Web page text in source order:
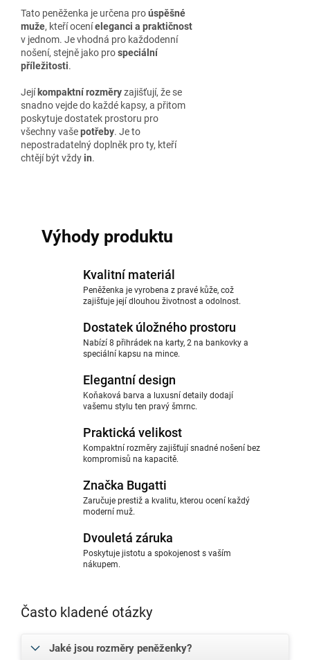
Tato peněženka je určena proúspěšné
muže, kteří oceníeleganci a praktičnost
v jednom. Je vhodná pro každodenní
nošení, stejně jako prospeciální
příležitosti.
Její kompaktní rozměryzajišťují, že se
snadno vejde do každé kapsy, a přitom
poskytuje dostatek prostoru pro
všechny vašepotřeby. Je to
nepostradatelný doplněk pro ty, kteří
chtějí být vždyin.
Výhody produktu
Kvalitní materiál
Peněženka je vyrobena z pravé kůže, což
zajišťuje její dlouhou životnost a odolnost.
Dostatek úložného prostoru
Nabízí 8 přihrádek na karty, 2 na bankovky a
speciální kapsu na mince.
Elegantní design
Koňaková barva a luxusní detaily dodají
vašemu stylu ten pravý šmrnc.
Praktická velikost
Kompaktní rozměry zajišťují snadné nošení bez
kompromisů na kapacitě.
Značka Bugatti
Zaručuje prestiž a kvalitu, kterou ocení každý
moderní muž.
Dvouletá záruka
Poskytuje jistotu a spokojenost s vaším
nákupem.
Často kladené otázky
Jaké jsou rozměry peněženky?